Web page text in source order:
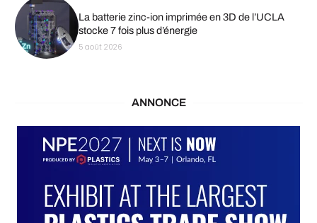
La batterie zinc-ion imprimée en 3D de l’UCLA
stocke 7 fois plus d’énergie
5 août 2026
ANNONCE